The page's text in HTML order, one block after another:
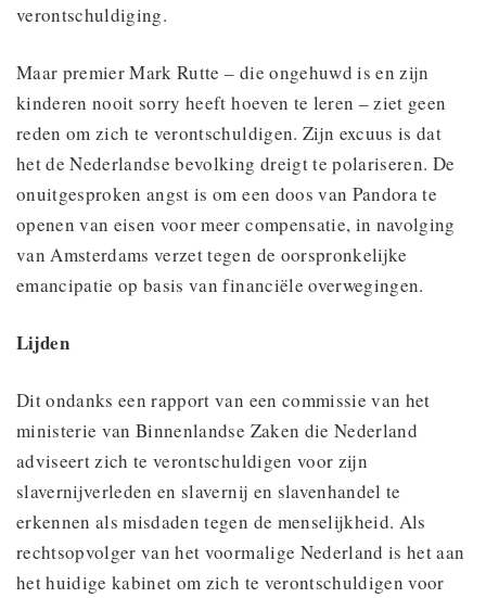
verontschuldiging.
Maar premier Mark Rutte – die ongehuwd is en zijn
kinderen nooit sorry heeft hoeven te leren – ziet geen
reden om zich te verontschuldigen. Zijn excuus is dat
het de Nederlandse bevolking dreigt te polariseren. De
onuitgesproken angst is om een doos van Pandora te
openen van eisen voor meer compensatie, in navolging
van Amsterdams verzet tegen de oorspronkelijke
emancipatie op basis van financiële overwegingen.
Lijden
Dit ondanks een rapport van een commissie van het
ministerie van Binnenlandse Zaken die Nederland
adviseert zich te verontschuldigen voor zijn
slavernijverleden en slavernij en slavenhandel te
erkennen als misdaden tegen de menselijkheid. Als
rechtsopvolger van het voormalige Nederland is het aan
het huidige kabinet om zich te verontschuldigen voor